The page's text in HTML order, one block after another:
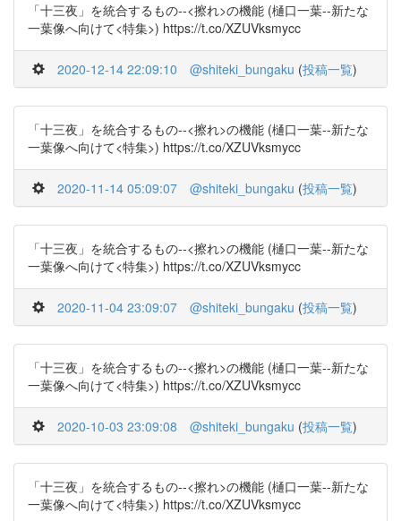
「十三夜」を統合するもの--<擦れ>の機能 (樋口一葉--新たな
一葉像へ向けて<特集>) https://t.co/XZUVksmycc
2020-12-14 22:09:10 @shiteki_bungaku (投稿一覧)
「十三夜」を統合するもの--<擦れ>の機能 (樋口一葉--新たな
一葉像へ向けて<特集>) https://t.co/XZUVksmycc
2020-11-14 05:09:07 @shiteki_bungaku (投稿一覧)
「十三夜」を統合するもの--<擦れ>の機能 (樋口一葉--新たな
一葉像へ向けて<特集>) https://t.co/XZUVksmycc
2020-11-04 23:09:07 @shiteki_bungaku (投稿一覧)
「十三夜」を統合するもの--<擦れ>の機能 (樋口一葉--新たな
一葉像へ向けて<特集>) https://t.co/XZUVksmycc
2020-10-03 23:09:08 @shiteki_bungaku (投稿一覧)
「十三夜」を統合するもの--<擦れ>の機能 (樋口一葉--新たな
一葉像へ向けて<特集>) https://t.co/XZUVksmycc